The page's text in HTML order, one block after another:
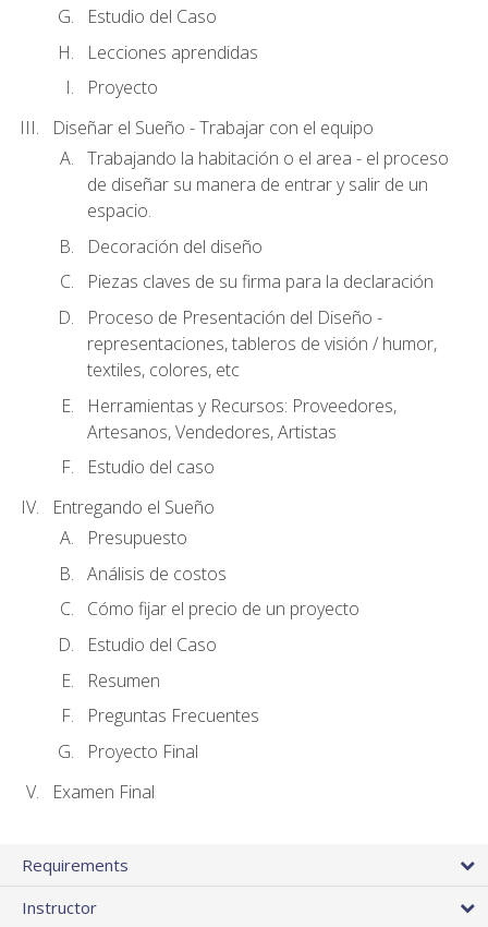
Estudio del Caso
Lecciones aprendidas
Proyecto
Diseñar el Sueño - Trabajar con el equipo
Trabajando la habitación o el area - el proceso
de diseñar su manera de entrar y salir de un
espacio.
Decoración del diseño
Piezas claves de su firma para la declaración
Proceso de Presentación del Diseño -
representaciones, tableros de visión / humor,
textiles, colores, etc
Herramientas y Recursos: Proveedores,
Artesanos, Vendedores, Artistas
Estudio del caso
Entregando el Sueño
Presupuesto
Análisis de costos
Cómo fijar el precio de un proyecto
Estudio del Caso
Resumen
Preguntas Frecuentes
Proyecto Final
Examen Final
Requirements
Instructor